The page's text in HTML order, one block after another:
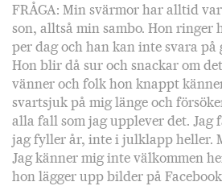
FRÅGA: Min svärmor har alltid
son, alltså min sambo. Hon ringer
per dag och han kan inte svara
Hon blir då sur och snackar om
vänner och folk hon knappt
svartsjuk på mig länge och
alla fall som jag upplever det. Jag
jag fyller år, inte i julklapp heller.
Jag känner mig inte välkommen
hon lägger upp bilder på